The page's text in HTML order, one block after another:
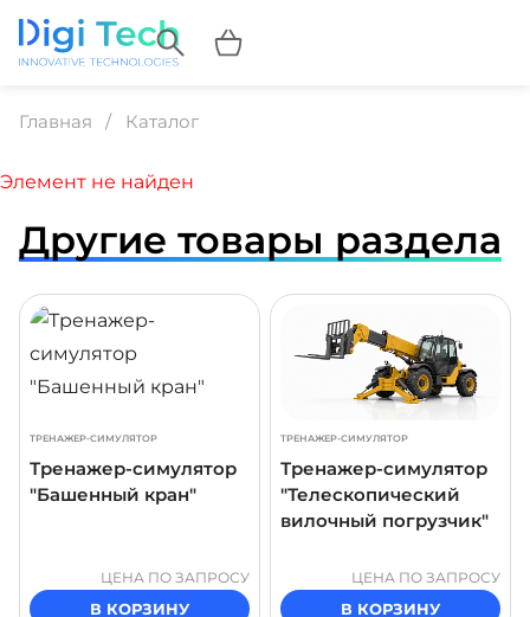
Главная Каталог
Элемент не найден
Другие товары раздела
ТРЕНАЖЕР-СИМУЛЯТОР
Тренажер-симулятор
"Башенный кран"
ЦЕНА ПО ЗАПРОСУ
В КОРЗИНУ
ТРЕНАЖЕР-СИМУЛЯТОР
Тренажер-симулятор
"Телескопический
вилочный погрузчик"
ЦЕНА ПО ЗАПРОСУ
В КОРЗИНУ
ПОДРОБНЕЕ